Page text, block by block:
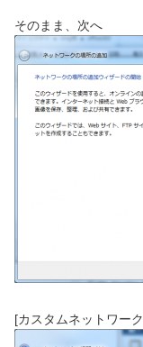
そのまま、次へ
[カスタムネットワー